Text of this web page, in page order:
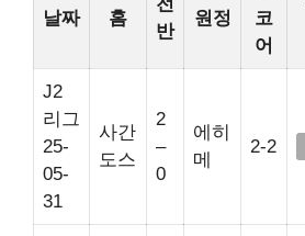
날짜 홈
반
원정
코
어
J2
리그
25-
05-
31
사간
도스
2
–
0
에히
메
2-2